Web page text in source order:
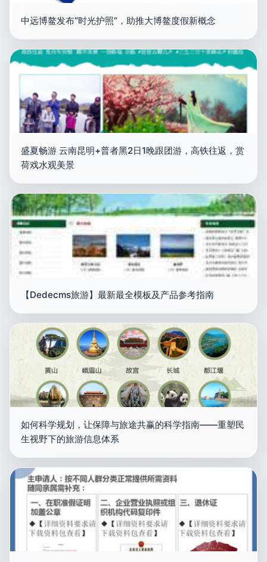
中远博鳌发布“时光护照”，助推大博鳌度假新概念
盛夏畅游 云南昆明+普者黑2日1晚跟团游，高铁往返，赏
荷戏水观美景
【Dedecms旅游】最新最全模板及产品参考指南
如何科学规划，让保障与旅途共赢的科学指南——重塑民
生视野下的旅游信息体系